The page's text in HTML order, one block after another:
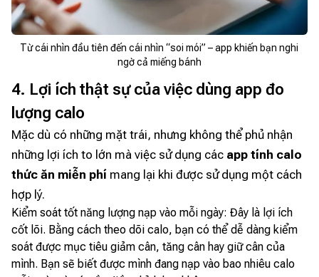
Từ cái nhìn đầu tiên đến cái nhìn “soi mói” – app khiến bạn nghi
ngờ cả miếng bánh
4. Lợi ích thật sự của việc dùng app đo
lượng calo
Mặc dù có những mặt trái, nhưng không thể phủ nhận
những lợi ích to lớn mà việc sử dụng các app tính calo
thức ăn miễn phí mang lại khi được sử dụng một cách
hợp lý.
Kiểm soát tốt năng lượng nạp vào mỗi ngày: Đây là lợi ích
cốt lõi. Bằng cách theo dõi calo, bạn có thể dễ dàng kiểm
soát được mục tiêu giảm cân, tăng cân hay giữ cân của
mình. Bạn sẽ biết được mình đang nạp vào bao nhiêu calo